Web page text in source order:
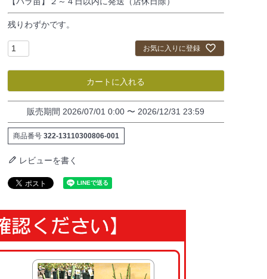
残りわずかです。
お気に入りに登録
カートに入れる
販売期間 2026/07/01 0:00 〜 2026/12/31 23:59
商品番号 322-13110300806-001
レビューを書く